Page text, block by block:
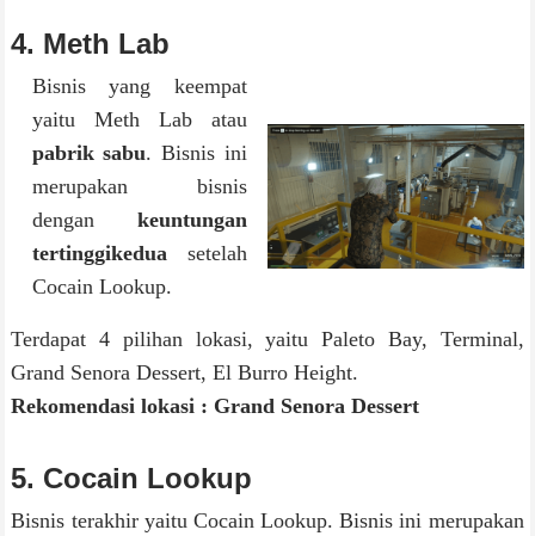
4. Meth Lab
Bisnis yang keempat
yaitu Meth Lab atau
pabrik sabu. Bisnis ini
merupakan bisnis
dengan keuntungan
tertinggikedua setelah
Cocain Lookup.
Terdapat 4 pilihan lokasi, yaitu Paleto Bay, Terminal,
Grand Senora Dessert, El Burro Height.
Rekomendasi lokasi : Grand Senora Dessert
5. Cocain Lookup
Bisnis terakhir yaitu Cocain Lookup. Bisnis ini merupakan